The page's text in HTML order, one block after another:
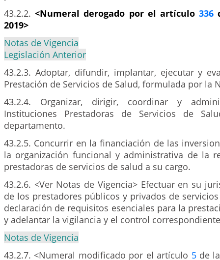
43.2.2.<Numeral derogado por el artículo336
2019>
Notas de Vigencia
Legislación Anterior
43.2.3. Adoptar, difundir, implantar, ejecutar y
Prestación de Servicios de Salud, formulada por la
43.2.4. Organizar, dirigir, coordinar y
Instituciones Prestadoras de Servicios de
departamento.
43.2.5. Concurrir en la financiación de las
la organización funcional y administrativa de la
prestadoras de servicios de salud a su cargo.
43.2.6. <Ver Notas de Vigencia> Efectuar en su
de los prestadores públicos y privados de
declaración de requisitos esenciales para la
y adelantar la vigilancia y el control
Notas de Vigencia
43.2.7. <Numeral modificado por el artículo 5de la